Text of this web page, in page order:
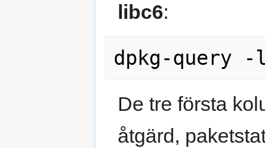
libc6:
De tre första
åtgärd,